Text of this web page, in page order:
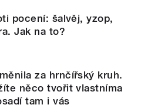
pocení: šalvěj, yzop,
Jak na to?
za hrnčířský kruh.
něco tvořit vlastníma
tam i vás